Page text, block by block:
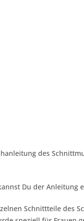
des
Du der Anleitung
Schnittteile des